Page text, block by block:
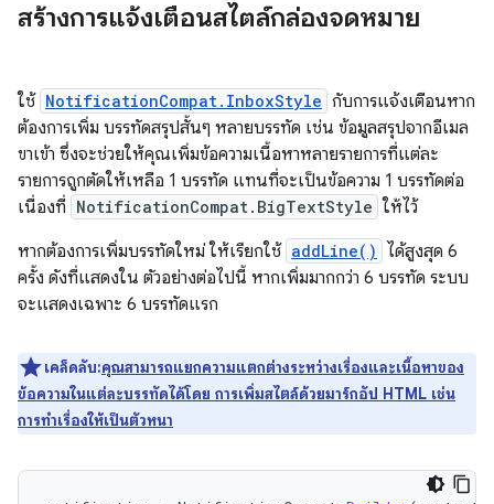
สร้างการแจ้งเตือนสไตล์กล่องจดหมาย
ใช้ NotificationCompat.InboxStyle กับการแจ้งเตือนหาก
ต้องการเพิ่ม บรรทัดสรุปสั้นๆ หลายบรรทัด เช่น ข้อมูลสรุปจากอีเมล
ขาเข้า ซึ่งจะช่วยให้คุณเพิ่มข้อความเนื้อหาหลายรายการที่แต่ละ
รายการถูกตัดให้เหลือ 1 บรรทัด แทนที่จะเป็นข้อความ 1 บรรทัดต่อ
เนื่องที่ NotificationCompat.BigTextStyle ให้ไว้
หากต้องการเพิ่มบรรทัดใหม่ ให้เรียกใช้ addLine()
ได้สูงสุด 6
ครั้ง ดังที่แสดงใน ตัวอย่างต่อไปนี้ หากเพิ่มมากกว่า 6 บรรทัด ระบบ
จะแสดงเฉพาะ 6 บรรทัดแรก
เคล็ดลับ:คุณสามารถแยกความแตกต่างระหว่างเรื่องและเนื้อหาของ
ข้อความในแต่ละบรรทัดได้โดย การเพิ่มสไตล์ด้วยมาร์กอัป HTML เช่น
การทำเรื่องให้เป็นตัวหนา